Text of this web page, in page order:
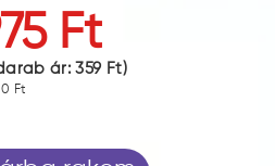
Ft
ár:359 Ft)
0 Ft